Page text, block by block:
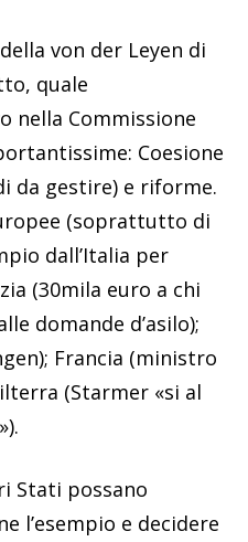
von der Leyen di
quale
nella Commissione
Coesione
da gestire) e riforme.
(soprattutto di
dall’Italia per
(30mila euro a chi
domande d’asilo);
Francia (ministro
(Starmer «si al
Stati possano
l’esempio e decidere